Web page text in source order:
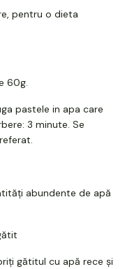
pentru o dieta
60g.
pastele in apa care
3 minute. Se
abundente de apă
gătitul cu apă rece și